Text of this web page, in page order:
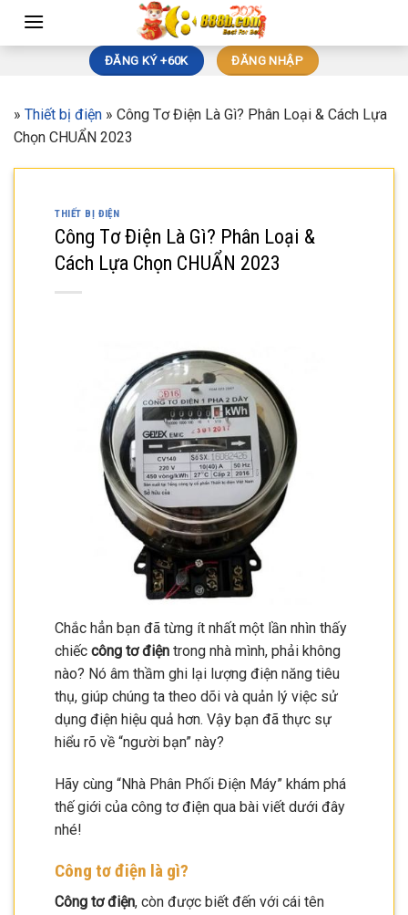
ĐĂNG KÝ +60K ĐĂNG NHẬP
» Thiết bị điện » Công Tơ Điện Là Gì? Phân Loại & Cách Lựa
Chọn CHUẨN 2023
THIẾT BỊ ĐIỆN
Công Tơ Điện Là Gì? Phân Loại &
Cách Lựa Chọn CHUẨN 2023
Chắc hẳn bạn đã từng ít nhất một lần nhìn thấy
chiếc công tơ điện trong nhà mình, phải không
nào? Nó âm thầm ghi lại lượng điện năng tiêu
thụ, giúp chúng ta theo dõi và quản lý việc sử
dụng điện hiệu quả hơn. Vậy bạn đã thực sự
hiểu rõ về “người bạn” này?
Hãy cùng “Nhà Phân Phối Điện Máy” khám phá
thế giới của công tơ điện qua bài viết dưới đây
nhé!
Công tơ điện là gì?
Công tơ điện, còn được biết đến với cái tên